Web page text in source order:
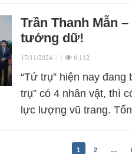
Trần Thanh Mẫn
tướng dữ!
17/11/2024 | | 6.112
“Tứ trụ” hiện nay đang
trụ” có 4 nhân vật, thì
lực lượng vũ trang.
1 2 …